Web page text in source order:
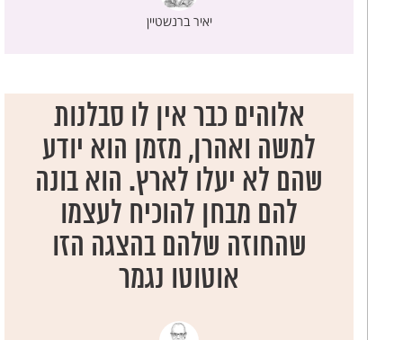
יאיר ברנשטיין
אלוהים כבר אין לו סבלנות
למשה ואהרן, מזמן הוא יודע
שהם לא יעלו לארץ. הוא בונה
להם מבחן להוכיח לעצמו
שהחוזה שלהם בהצגה הזו
אוטוטו נגמר